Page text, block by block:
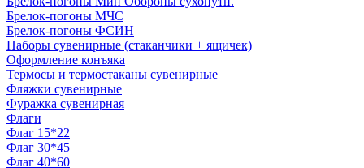
Брелок-погоны МЧС
Брелок-погоны ФСИН
Наборы сувенирные (стаканчики + ящичек)
Оформление конъяка
Термосы и термостаканы сувенирные
Фляжки сувенирные
Фуражка сувенирная
Флаги
Флаг 15*22
Флаг 30*45
Флаг 40*60